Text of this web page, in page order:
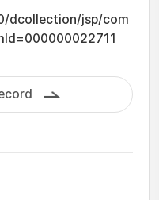
dcollection/jsp/com